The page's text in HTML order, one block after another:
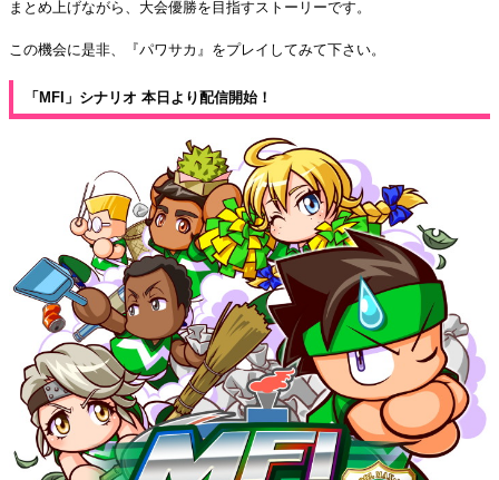
まとめ上げながら、大会優勝を目指すストーリーです。
この機会に是非、『パワサカ』をプレイしてみて下さい。
「MFI」シナリオ 本日より配信開始！